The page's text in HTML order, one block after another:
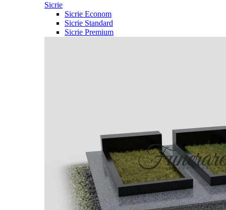
Sicrie
Sicrie Econom
Sicrie Standard
Sicrie Premium